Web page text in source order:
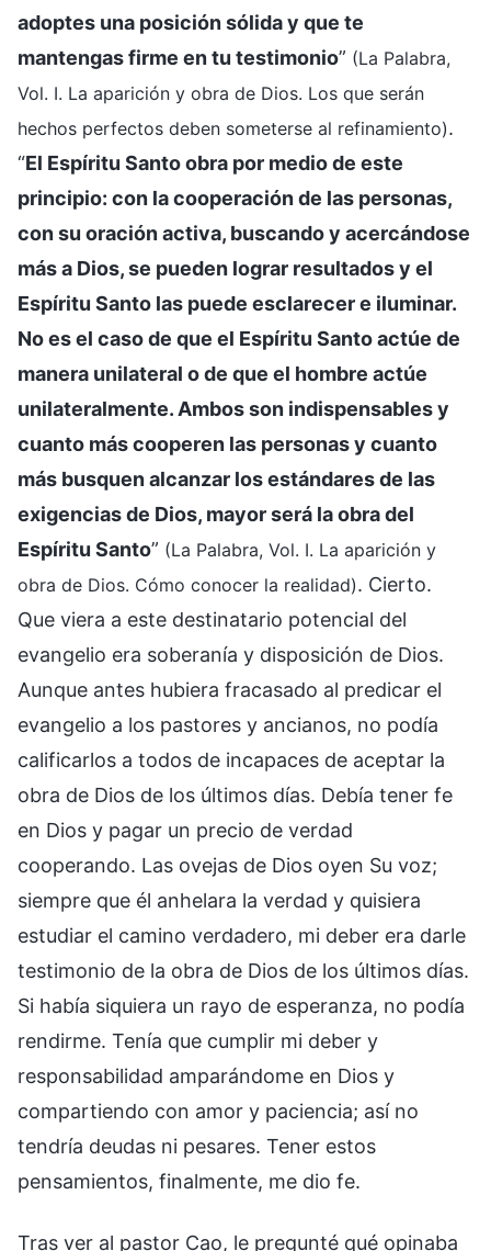
adoptes una posición sólida y que te
mantengas firme en tu testimonio” (La Palabra,
Vol. I. La aparición y obra de Dios. Los que serán
hechos perfectos deben someterse al refinamiento).
“El Espíritu Santo obra por medio de este
principio: con la cooperación de las personas,
con su oración activa, buscando y acercándose
más a Dios, se pueden lograr resultados y el
Espíritu Santo las puede esclarecer e iluminar.
No es el caso de que el Espíritu Santo actúe de
manera unilateral o de que el hombre actúe
unilateralmente. Ambos son indispensables y
cuanto más cooperen las personas y cuanto
más busquen alcanzar los estándares de las
exigencias de Dios, mayor será la obra del
Espíritu Santo” (La Palabra, Vol. I. La aparición y
obra de Dios. Cómo conocer la realidad). Cierto.
Que viera a este destinatario potencial del
evangelio era soberanía y disposición de Dios.
Aunque antes hubiera fracasado al predicar el
evangelio a los pastores y ancianos, no podía
calificarlos a todos de incapaces de aceptar la
obra de Dios de los últimos días. Debía tener fe
en Dios y pagar un precio de verdad
cooperando. Las ovejas de Dios oyen Su voz;
siempre que él anhelara la verdad y quisiera
estudiar el camino verdadero, mi deber era darle
testimonio de la obra de Dios de los últimos días.
Si había siquiera un rayo de esperanza, no podía
rendirme. Tenía que cumplir mi deber y
responsabilidad amparándome en Dios y
compartiendo con amor y paciencia; así no
tendría deudas ni pesares. Tener estos
pensamientos, finalmente, me dio fe.
Tras ver al pastor Cao, le pregunté qué opinaba